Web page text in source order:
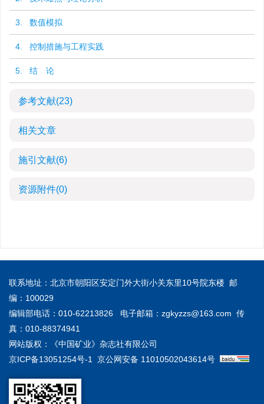
3. 数值模拟
4. 控制措施与工程实践
5. 结 论
参考文献(23)
相关文章
施引文献(6)
资源附件(0)
联系地址：北京市朝阳区安定门外大街小关东里10号院东楼 邮
编：100029
编辑部电话：010-62213826 电子邮箱： zgkyzzs@163.com 传
真：010-88374941
网站版权：《中国矿业》杂志社有限公司
京ICP备13051254号-1
京公网安备 11010502043614号